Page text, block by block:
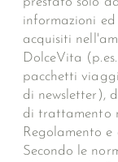
informazioni
acquisiti
DolceVita
pacchetti
di newsletter),
di trattamento
Regolamento
Secondo le